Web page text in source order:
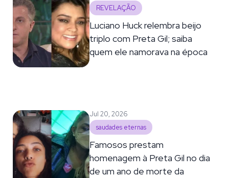
REVELAÇÃO
Luciano Huck relembra beijo
triplo com Preta Gil; saiba
quem ele namorava na época
Jul 20, 2026
saudades eternas
Famosos prestam
homenagem à Preta Gil no dia
de um ano de morte da